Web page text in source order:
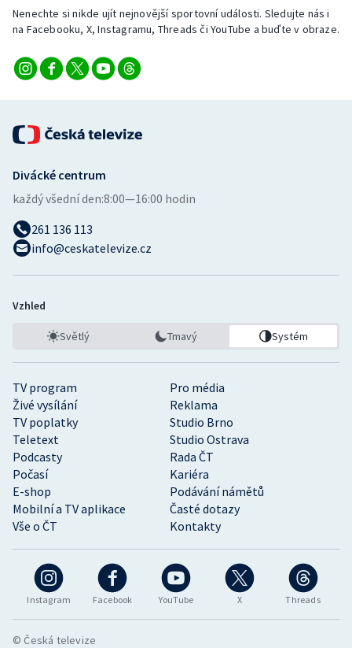
Veslování
Vodní slalom
Volejbal
Ostatní
Nenechte si nikde ujít nejnovější sportovní události. Sledujte nás i
na Facebooku, X, Instagramu, Threads či YouTube a buďte v obraze.
Instagram Facebook YouTube X Threads
TV program
Pro média
Živé vysílání
Reklama
TV poplatky
Studio Brno
Teletext
Studio Ostrava
Podcasty
Rada ČT
Počasí
Kariéra
E-shop
Podávání námětů
Mobilní a TV aplikace
Časté dotazy
Vše o ČT
Kontakty
Divácké centrum
každý všední den:8:00—16:00 hodin
261 136 113
info@ceskatelevize.cz
Vzhled
Světlý Tmavý Systém
© Česká televize